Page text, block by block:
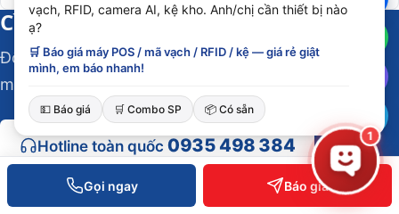
Gọi ngay Báo giá
Cần tư vấn cho POS bán lẻ?
Đội ngũ Việt POS phản hồi trong 30 phút. Khảo sát
miễn phí, báo giá trong ngày.
Hotline toàn quốc 0935 498 384
HCM0934 777 443
1
vạch, RFID, camera AI, kệ kho. Anh/chị cần thiết bị nào
ạ?
🛒 Báo giá máy POS / mã vạch / RFID / kệ — giá rẻ giật
mình, em báo nhanh!
💵 Báo giá 🛒 Combo SP 📦 Có sẵn